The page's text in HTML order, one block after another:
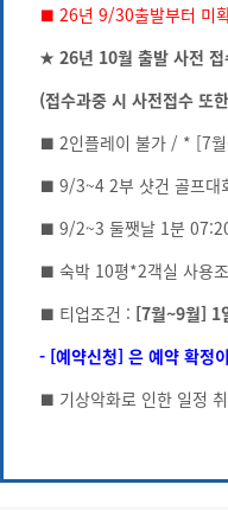
■ 26년 9/30출발부터 미
★ 26년 10월 출발 사전 접
(접수과중 시 사전접수 또
■ 2인플레이 불가 / * [7
■ 9/3~4 2부 샷건 골프대
■ 9/2~3 둘쨋날 1분
■ 숙박 10평*2객실 사용
■ 티업조건 : [7월~9월] 1
- [예약신청] 은 예약 확정
■ 기상악화로 인한 일정